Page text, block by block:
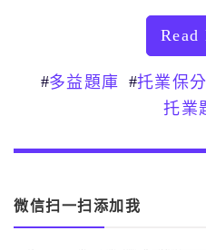
Read
#多益題庫 #托業保分
托業
微信扫一扫添加我